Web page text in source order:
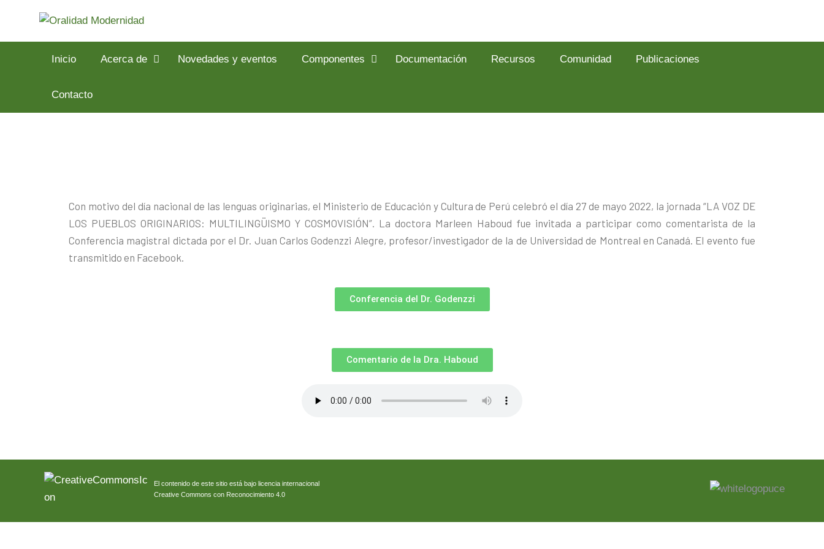
Inicio Acerca de Novedades y eventos Componentes Documentación Recursos Comunidad Publicaciones
Contacto
Con motivo del día nacional de las lenguas originarias, el Ministerio de Educación y Cultura de Perú celebró el día 27 de mayo 2022, la jornada “LA VOZ DE
LOS PUEBLOS ORIGINARIOS: MULTILINGÜISMO Y COSMOVISIÓN”. La doctora Marleen Haboud fue invitada a participar como comentarista de la
Conferencia magistral dictada por el Dr. Juan Carlos Godenzzi Alegre, profesor/investigador de la de Universidad de Montreal en Canadá. El evento fue
transmitido en Facebook.
Conferencia del Dr. Godenzzi
Comentario de la Dra. Haboud
El contenido de este sitio está bajo licencia internacional
Creative Commons con Reconocimiento 4.0